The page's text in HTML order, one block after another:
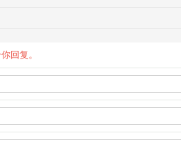
回复。